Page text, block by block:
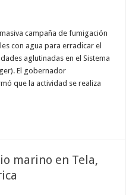
campaña de fumigación
con agua para erradicar el
aglutinadas en el Sistema
El gobernador
que la actividad se realiza
marino en Tela,